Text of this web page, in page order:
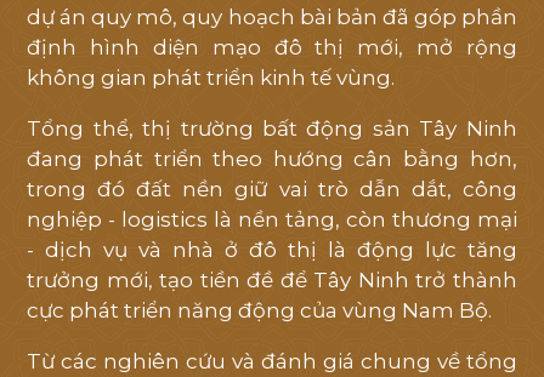
dự án quy mô, quy hoạch bài bản đã góp phần
định hình diện mạo đô thị mới, mở rộng
không gian phát triển kinh tế vùng.
Tổng thể, thị trường bất động sản Tây Ninh
đang phát triển theo hướng cân bằng hơn,
trong đó đất nền giữ vai trò dẫn dắt, công
nghiệp - logistics là nền tảng, còn thương mại
- dịch vụ và nhà ở đô thị là động lực tăng
trưởng mới, tạo tiền đề để Tây Ninh trở thành
cực phát triển năng động của vùng Nam Bộ.
Từ các nghiên cứu và đánh giá chung về tổng